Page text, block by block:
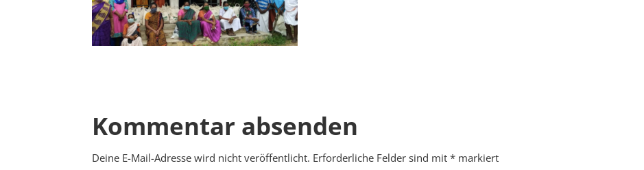
Kommentar absenden
Deine E-Mail-Adresse wird nicht veröffentlicht. Erforderliche Felder sind mit* markiert